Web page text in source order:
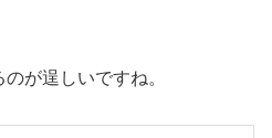
が逞しいですね。